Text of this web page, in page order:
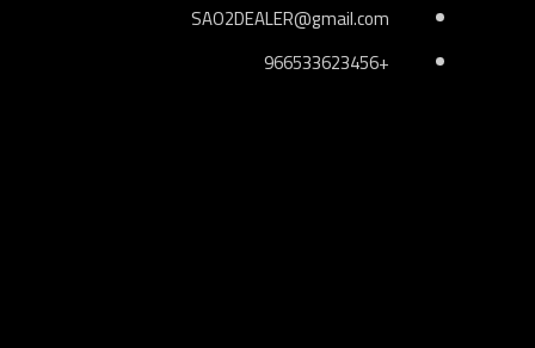
SAO2DEALER@gmail.com
+966533623456